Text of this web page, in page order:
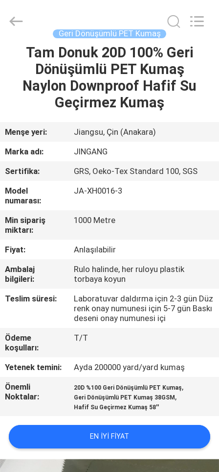
ÜRÜN:%
HAKKIMIZDA
TURU
KONTROL
BIZIMLE
ILETIŞIME
GEÇIN
VAKALAR
COMPANY
NEWS
SITE
HARITASI
Textile
Co.,Ltd.
Geri Dönüşümlü PET Kumaş
Tam Donuk 20D 100% Geri
Dönüşümlü PET Kumaş
Naylon Downproof Hafif Su
Geçirmez Kumaş
Menşe yeri:
Jiangsu, Çin (Anakara)
Marka adı:
JINGANG
Sertifika:
GRS, Oeko-Tex Standard 100, SGS
Model
numarası:
JA-XH0016-3
Min sipariş
miktarı:
1000 Metre
Fiyat:
Anlaşılabilir
Ambalaj
bilgileri:
Rulo halinde, her ruloyu plastik
torbaya koyun
Teslim süresi:
Laboratuvar daldırma için 2-3 gün Düz
renk onay numunesi için 5-7 gün Baskı
deseni onay numunesi içi
Ödeme
koşulları:
T/T
Yetenek temini:
Ayda 200000 yard/yard kumaş
Önemli
Noktalar:
20D %100 Geri Dönüşümlü PET Kumaş,
Geri Dönüşümlü PET Kumaş 38GSM ,
Hafif Su Geçirmez Kumaş 58''
EN IYI FIYAT